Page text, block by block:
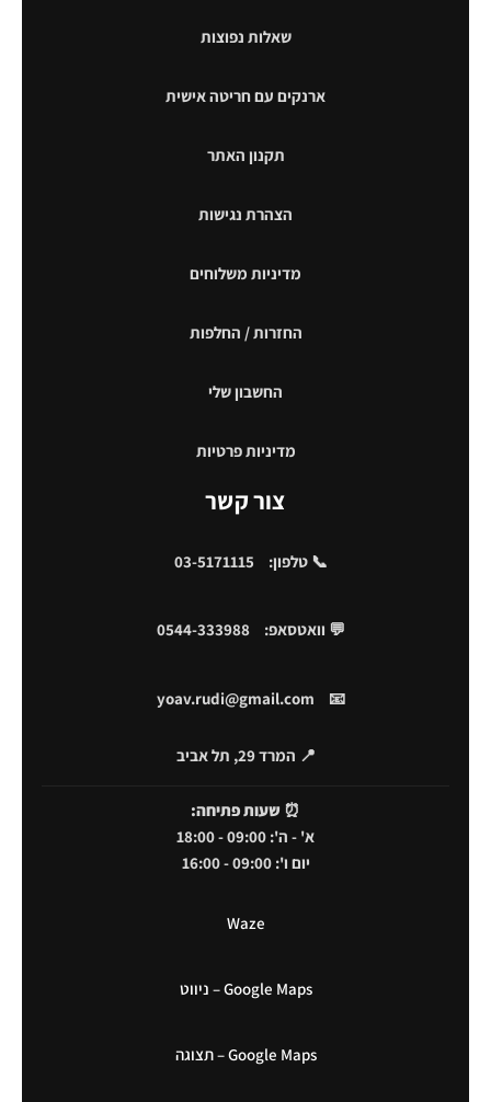
שאלות נפוצות
ארנקים עם חריטה אישית
תקנון האתר
הצהרת נגישות
מדיניות משלוחים
החזרות / החלפות
החשבון שלי
מדיניות פרטיות
צור קשר
📞 טלפון: 03-5171115
💬 וואטסאפ: 0544-333988
📧
yoav.rudi@gmail.com
📍 המרד 29, תל אביב
⏰ שעות פתיחה:
א' - ה': 09:00 - 18:00
יום ו': 09:00 - 16:00
Waze
Google Maps – ניווט
Google Maps – תצוגה